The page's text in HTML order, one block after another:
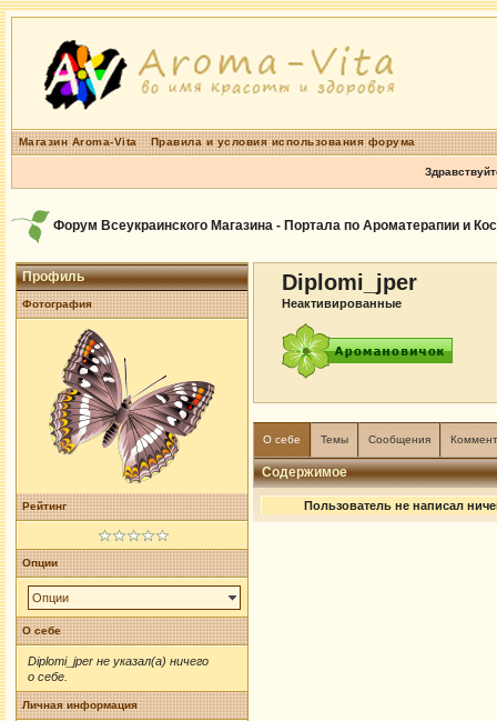
Магазин Aroma-Vita Правила и условия использования форума
Форум Всеукраинского Магазина - Портала по Ароматерапии и
Профиль
Фотография
Рейтинг
Опции
Опции
О себе
Diplomi_jper не указал(а) ничего
о себе.
Личная информация
Diplomi_jper
Неактивированные
О себе Темы Сообщения
Содержимое
Пользователь не написал